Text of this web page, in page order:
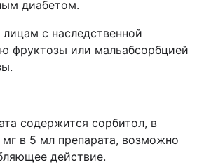
диабетом.
с наследственной
фруктозы или мальабсорбцией
содержится сорбитол, в
в 5 мл препарата, возможно
действие.